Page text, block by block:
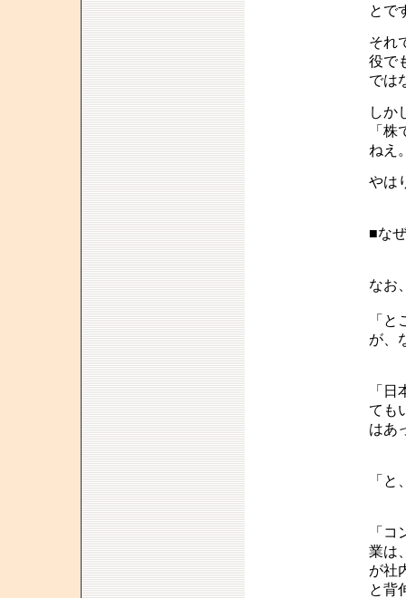
とで
それ
役で
では
しか
「
ねえ
やは
■な
なお
「
が、
「
ても
はあ
「
「
業は
が社
と背